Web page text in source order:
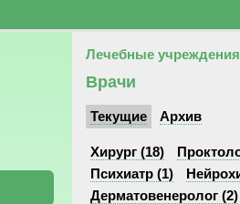
Лечебные учреждения
Врачи
Текущие Архив
Хирург (18)
Психиатр (1)
Дерматовенеролог (2)